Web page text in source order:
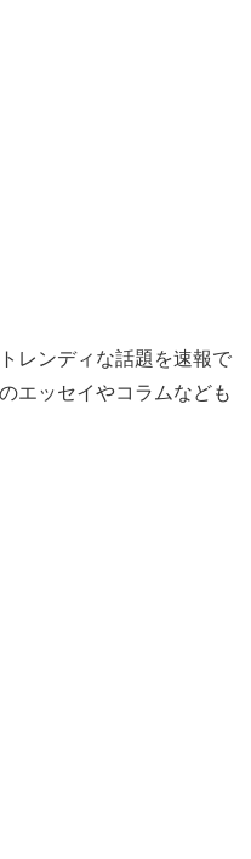
レンディな話題を速報で
エッセイやコラムなども